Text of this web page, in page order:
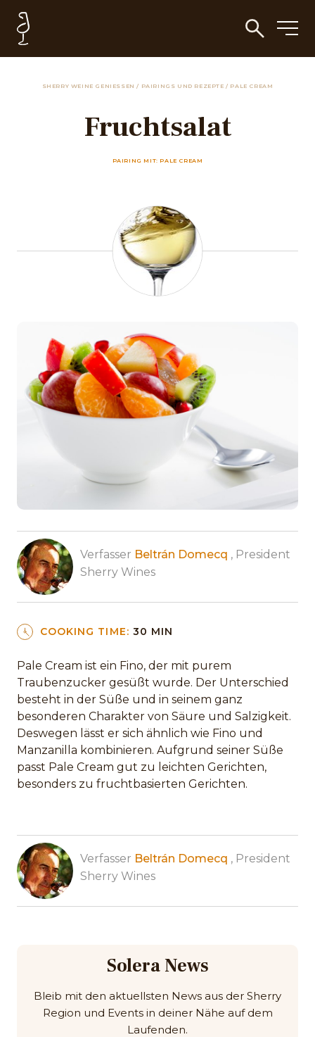
SHERRY WEINE GENIESSEN/ PAIRINGS UND REZEPTE/ PALE CREAM
Fruchtsalat
PAIRING MIT: PALE CREAM
Verfasser Beltrán Domecq , President
Sherry Wines
COOKING TIME: 30 MIN
Pale Cream ist ein Fino, der mit purem
Traubenzucker gesüßt wurde. Der Unterschied
besteht in der Süße und in seinem ganz
besonderen Charakter von Säure und Salzigkeit.
Deswegen lässt er sich ähnlich wie Fino und
Manzanilla kombinieren. Aufgrund seiner Süße
passt Pale Cream gut zu leichten Gerichten,
besonders zu fruchtbasierten Gerichten.
Verfasser Beltrán Domecq , President
Sherry Wines
Solera News
Bleib mit den aktuellsten News aus der Sherry
Region und Events in deiner Nähe auf dem
Laufenden.